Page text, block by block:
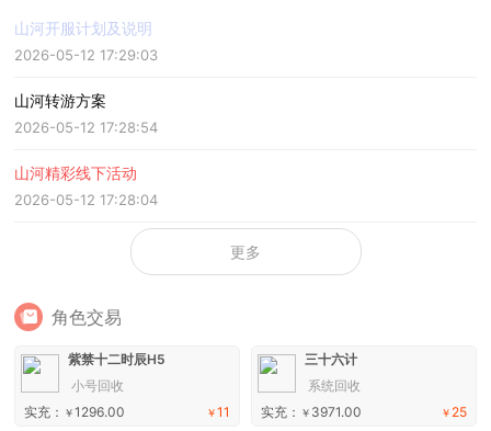
山河开服计划及说明
2026-05-12 17:29:03
山河转游方案
2026-05-12 17:28:54
山河精彩线下活动
2026-05-12 17:28:04
更多
角色交易
紫禁十二时辰H5
小号回收
￥11
实充： ￥1296.00
三十六计
系统回收
￥ 25
实充： ￥ 3971.00